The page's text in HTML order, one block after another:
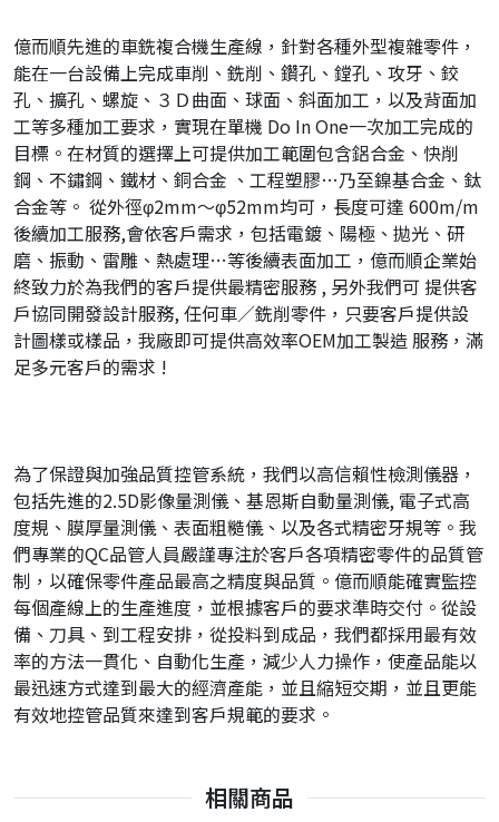
億而順先進的車銑複合機生產線，針對各種外型複雜零件，
能在一台設備上完成車削、銑削、鑽孔、鏜孔、攻牙、鉸
孔、擴孔、螺旋、３Ｄ曲面、球面、斜面加工，以及背面加
工等多種加工要求，實現在單機 Do In One一次加工完成的
目標。在材質的選擇上可提供加工範圍包含鋁合金、快削
鋼、不鏽鋼、鐵材、銅合金 、工程塑膠…乃至鎳基合金、鈦
合金等。 從外徑φ2mm～φ52mm均可，長度可達 600m/m
後續加工服務,會依客戶需求，包括電鍍、陽極、拋光、研
磨、振動、雷雕、熱處理…等後續表面加工，億而順企業始
終致力於為我們的客戶提供最精密服務 , 另外我們可 提供客
戶協同開發設計服務, 任何車／銑削零件，只要客戶提供設
計圖樣或樣品，我廠即可提供高效率OEM加工製造 服務，滿
足多元客戶的需求 !
為了保證與加強品質控管系統，我們以高信賴性檢測儀器，
包括先進的2.5D影像量測儀、基恩斯自動量測儀, 電子式高
度規、膜厚量測儀、表面粗糙儀、以及各式精密牙規等。我
們專業的QC品管人員嚴謹專注於客戶各項精密零件的品質管
制，以確保零件產品最高之精度與品質。億而順能確實監控
每個產線上的生產進度，並根據客戶的要求準時交付。從設
備、刀具、到工程安排，從投料到成品，我們都採用最有效
率的方法一貫化、自動化生產，減少人力操作，使產品能以
最迅速方式達到最大的經濟產能，並且縮短交期，並且更能
有效地控管品質來達到客戶規範的要求。
相關商品